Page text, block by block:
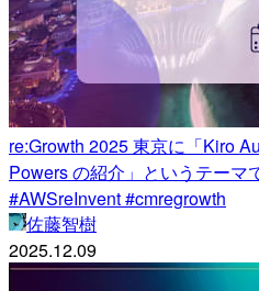
re:Growth 2025 東京に「Kiro
Powers の紹介」というテーマ
#AWSreInvent #cmregrowth
佐藤智樹
2025.12.09